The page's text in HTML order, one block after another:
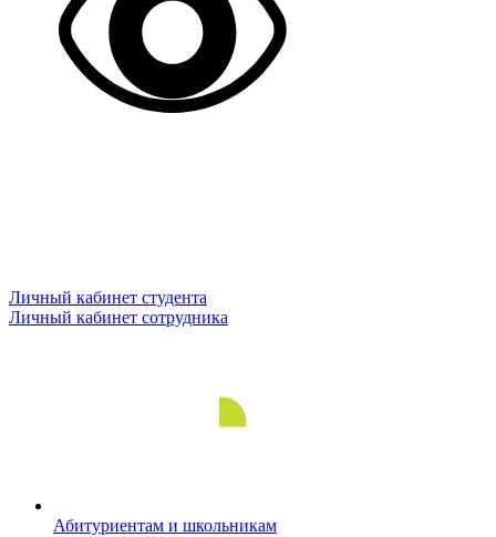
Личный кабинет студента
Личный кабинет сотрудника
Абитуриентам и школьникам